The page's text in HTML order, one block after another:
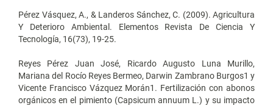
Pérez Vásquez, A., & Landeros Sánchez, C. (2009). Agricultura
Y Deterioro Ambiental. Elementos Revista De Ciencia Y
Tecnología, 16(73), 19-25.
Reyes Pérez Juan José, Ricardo Augusto Luna Murillo,
Mariana del Rocío Reyes Bermeo, Darwin Zambrano Burgos1 y
Vicente Francisco Vázquez Morán1. Fertilización con abonos
orgánicos en el pimiento (Capsicum annuum L.) y su impacto